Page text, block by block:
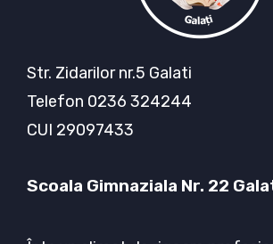
Str. Zidarilor nr.5 Galati
Telefon 0236 324244
CUI 29097433
Scoala Gimnaziala Nr. 22